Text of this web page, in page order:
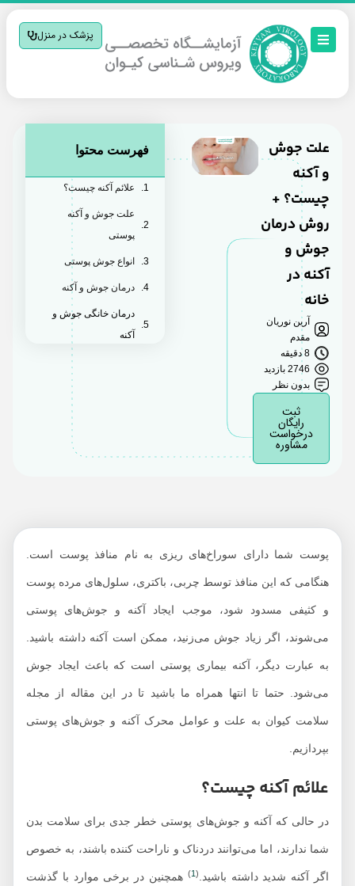
پزشک در منزل
علت جوش
و آکنه
چیست؟ +
روش درمان
جوش و
آکنه در
خانه
آرین نوریان
مقدم
8 دقیقه
2746 بازدید
بدون نظر
رایگان
درخواست
مشاوره
فهرست محتوا
علائم آکنه چیست؟
علت جوش و آکنه
پوستی
انواع جوش پوستی
درمان جوش و آکنه
درمان خانگی جوش و
پوست شما دارای سوراخ‌های ریزی به نام منافذ پوست است.
هنگامی که این منافذ توسط چربی، باکتری، سلول‌های مرده پوست
و کثیفی مسدود شود، موجب ایجاد آکنه و جوش‌های پوستی
می‌شوند، اگر زیاد جوش می‌زنید، ممکن است آکنه داشته باشید.
به عبارت دیگر، آکنه بیماری پوستی است که باعث ایجاد جوش
می‌شود. حتما تا انتها همراه ما باشید تا در این مقاله از مجله
سلامت کیوان به علت و عوامل محرک آکنه و جوش‌های پوستی
بپردازیم.
علائم آکنه چیست؟
در حالی که آکنه و جوش‌های پوستی خطر جدی برای سلامت بدن
شما ندارند، اما می‌توانند دردناک و ناراحت کننده باشند، به خصوص
اگر آکنه شدید داشته باشید.(
1 همچنین در برخی موارد با گذشت